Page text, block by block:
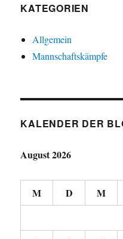
KATEGORIEN
Allgemein
Mannschaftskämpfe
KALENDER DER
August 2026
M D M